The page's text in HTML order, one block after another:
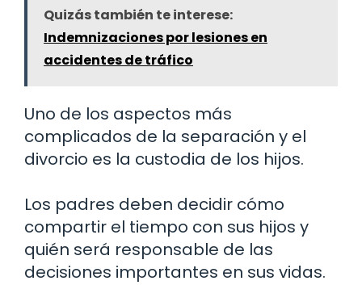
Quizás también te interese:
Indemnizaciones por lesiones en
accidentes de tráfico
Uno de los aspectos más
complicados de la separación y el
divorcio es la custodia de los hijos.
Los padres deben decidir cómo
compartir el tiempo con sus hijos y
quién será responsable de las
decisiones importantes en sus vidas.